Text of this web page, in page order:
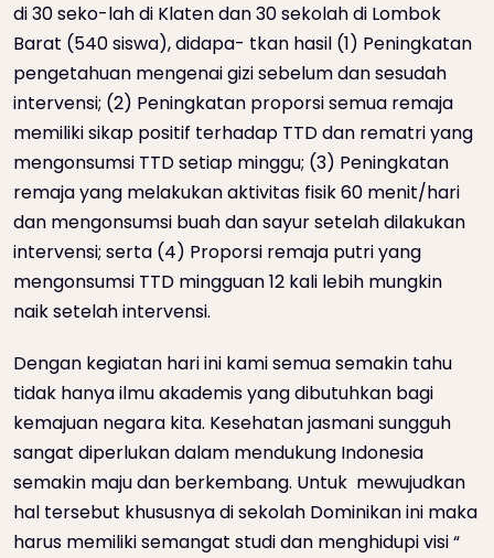
di 30 seko-lah di Klaten dan 30 sekolah di Lombok
Barat (540 siswa), didapa- tkan hasil (1) Peningkatan
pengetahuan mengenai gizi sebelum dan sesudah
intervensi; (2) Peningkatan proporsi semua remaja
memiliki sikap positif terhadap TTD dan rematri yang
mengonsumsi TTD setiap minggu; (3) Peningkatan
remaja yang melakukan aktivitas fisik 60 menit/hari
dan mengonsumsi buah dan sayur setelah dilakukan
intervensi; serta (4) Proporsi remaja putri yang
mengonsumsi TTD mingguan 12 kali lebih mungkin
naik setelah intervensi.
Dengan kegiatan hari ini kami semua semakin tahu
tidak hanya ilmu akademis yang dibutuhkan bagi
kemajuan negara kita. Kesehatan jasmani sungguh
sangat diperlukan dalam mendukung Indonesia
semakin maju dan berkembang. Untuk mewujudkan
hal tersebut khususnya di sekolah Dominikan ini maka
harus memiliki semangat studi dan menghidupi visi “